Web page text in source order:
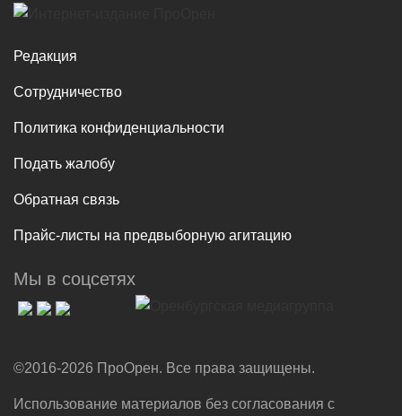
Редакция
Сотрудничество
Политика конфиденциальности
Подать жалобу
Обратная связь
Прайс-листы на предвыборную агитацию
Мы в соцсетях
©2016-2026 ПроОрен. Все права защищены.
Использование материалов без согласования с